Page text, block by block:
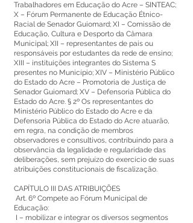
Trabalhadores em Educação do Acre – SINTEAC;
X – Fórum Permanente de Educação Étnico-
Racial de Senador Guiomard; XI – Comissão de
Educação, Cultura e Desporto da Câmara
Municipal; XII – representantes de pais ou
responsáveis por estudantes da rede de ensino;
XIII – instituições integrantes do Sistema S
presentes no Município; XIV – Ministério Público
do Estado do Acre – Promotoria de Justiça de
Senador Guiomard; XV – Defensoria Pública do
Estado do Acre. § 2º Os representantes do
Ministério Público do Estado do Acre e da
Defensoria Pública do Estado do Acre atuarão,
em regra, na condição de membros
observadores e consultivos, contribuindo para a
observância da legalidade e regularidade das
deliberações, sem prejuízo do exercício de suas
atribuições constitucionais de fiscalização.
CAPÍTULO III DAS ATRIBUIÇÕES
Art. 6º Compete ao Fórum Municipal de
Educação:
I – mobilizar e integrar os diversos segmentos